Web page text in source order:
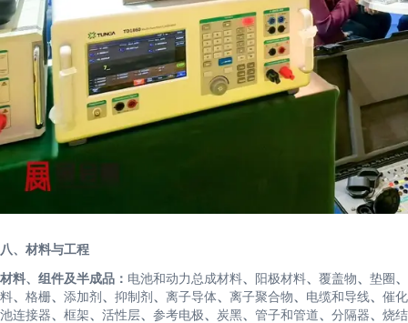
八、材料与工程
材料、组件及半成品： 电池和动力总成材料、 阳极材料、 覆盖物、 垫圈 、
料、 格栅、 添加剂 、 抑制剂 、 离子导体、 离子聚合物、 电缆和导线、 催
池连接器、 框架、 活性层、 参考电极、 炭黑、 管子和管道、 分隔器、 烧